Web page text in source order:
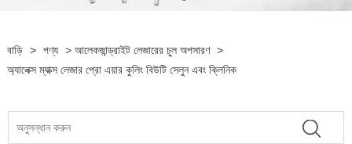
বাড়ি > পণ্য > আলেকজান্ড্রাইট লেজারের চুল অপসারণ >
অ্যালেক্স ম্যাক্স লেজার প্রো এয়ার কুলিং বিউটি সেলুন এবং ক্লিনিক